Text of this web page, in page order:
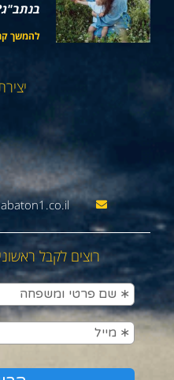
להמשך
רוצים לקבל